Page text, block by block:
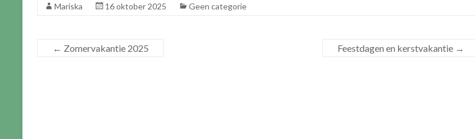
Mariska 16 oktober 2025 Geen categorie
← Zomervakantie 2025 Feestdagen en kerstvakantie →